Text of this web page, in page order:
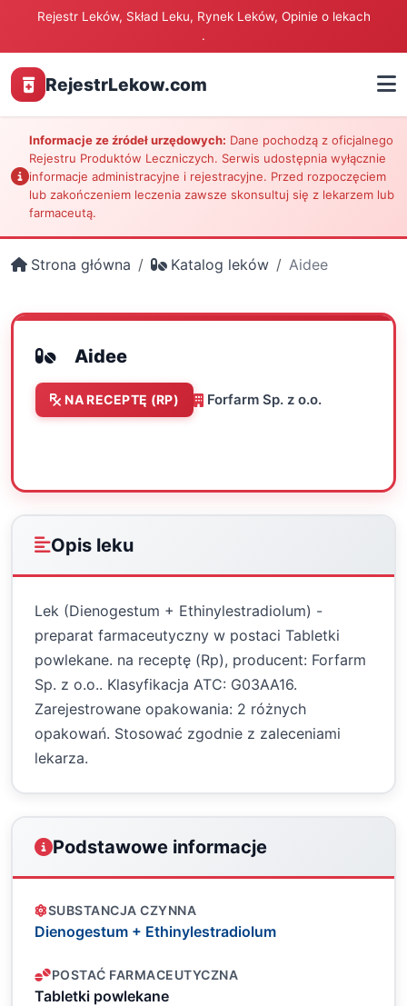
Rejestr Leków, Skład Leku, Rynek Leków, Opinie o lekach
.
RejestrLekow.com
Informacje ze źródeł urzędowych: Dane pochodzą z oficjalnego
Rejestru Produktów Leczniczych. Serwis udostępnia wyłącznie
informacje administracyjne i rejestracyjne. Przed rozpoczęciem
lub zakończeniem leczenia zawsze skonsultuj się z lekarzem lub
farmaceutą.
Strona główna Katalog leków Aidee
Aidee
NA RECEPTĘ (RP) Forfarm Sp. z o.o.
Opis leku
Lek (Dienogestum + Ethinylestradiolum) -
preparat farmaceutyczny w postaci Tabletki
powlekane. na receptę (Rp), producent: Forfarm
Sp. z o.o.. Klasyfikacja ATC: G03AA16.
Zarejestrowane opakowania: 2 różnych
opakowań. Stosować zgodnie z zaleceniami
lekarza.
Podstawowe informacje
SUBSTANCJA CZYNNA
Dienogestum + Ethinylestradiolum
POSTAĆ FARMACEUTYCZNA
Tabletki powlekane